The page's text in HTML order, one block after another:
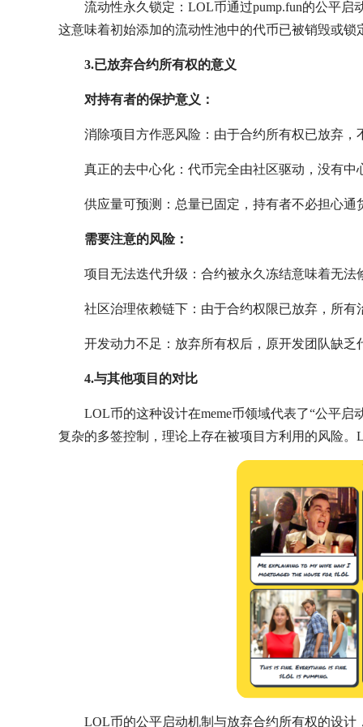
流动性永久锁定：LOL币通过pump.fun的公平启
这意味着初始添加的流动性池中的代币已被销毁或
3.已放弃合约所有权的意义
对持有者的保护意义：
消除项目方作恶风险：由于合约所有权已放弃
真正的去中心化：代币完全由社区驱动，没有中
供应量可预测：总量已固定，持有者不必担心通
需要注意的风险：
项目无法迭代升级：合约被永久冻结意味着无
社区治理依赖链下：由于合约权限已放弃，所
开发动力不足：放弃所有权后，原开发团队缺
4.与其他项目的对比
LOL币的这种设计在meme币领域代表了“公平
复杂的多签控制，理论上存在被项目方利用的风险
LOL币的公平启动机制与放弃合约所有权的设计